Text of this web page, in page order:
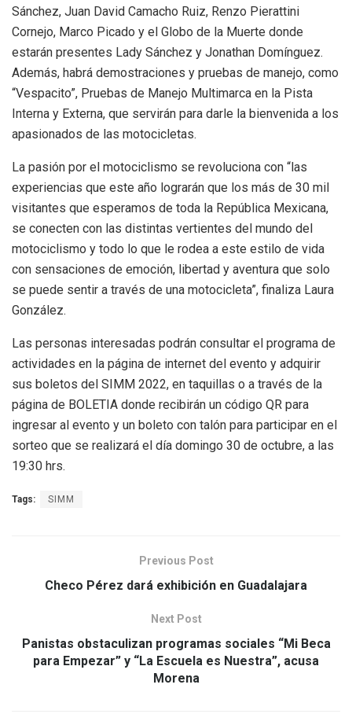
Sánchez, Juan David Camacho Ruiz, Renzo Pierattini
Cornejo, Marco Picado y el Globo de la Muerte donde
estarán presentes Lady Sánchez y Jonathan Domínguez.
Además, habrá demostraciones y pruebas de manejo, como
“Vespacito”, Pruebas de Manejo Multimarca en la Pista
Interna y Externa, que servirán para darle la bienvenida a los
apasionados de las motocicletas.
La pasión por el motociclismo se revoluciona con “las
experiencias que este año lograrán que los más de 30 mil
visitantes que esperamos de toda la República Mexicana,
se conecten con las distintas vertientes del mundo del
motociclismo y todo lo que le rodea a este estilo de vida
con sensaciones de emoción, libertad y aventura que solo
se puede sentir a través de una motocicleta”, finaliza Laura
González.
Las personas interesadas podrán consultar el programa de
actividades en la página de internet del evento y adquirir
sus boletos del SIMM 2022, en taquillas o a través de la
página de BOLETIA donde recibirán un código QR para
ingresar al evento y un boleto con talón para participar en el
sorteo que se realizará el día domingo 30 de octubre, a las
19:30 hrs.
Tags: SIMM
Previous Post
Checo Pérez dará exhibición en Guadalajara
Next Post
Panistas obstaculizan programas sociales “Mi Beca
para Empezar” y “La Escuela es Nuestra”, acusa
Morena